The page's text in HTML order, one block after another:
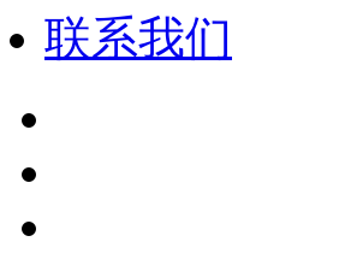
联系我们